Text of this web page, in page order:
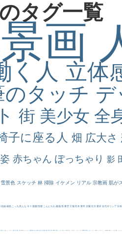
タグ一覧
画
く人 立体
のタッチ
街 美少女 全
子に座る人 畑 広大さ
赤ちゃん ぽっちゃり 影
雪景色 スケッチ 林 掃除 イケメン リアル 宗教画 肌が
目線補色 こっち見んな キス 庭園 部屋 こんにちわ 素描 塔 青空 工場 巨木 青年 太陽 壮大 着衣 古代ギリシア 日
奥行き 火起こし シスター 東方の三博士 114514 かっこいい 受胎告知 天から覗き込む顔 設計図 挿絵 群衆 親子 裸婦 可愛い ピサロ ＃名画で学ぶ「たるみ」 ニーソックス 躍動感 黄色 こわい コート 畦道 レンブラント・ sekkusu 暖かい バブみ 靴下 ショッ